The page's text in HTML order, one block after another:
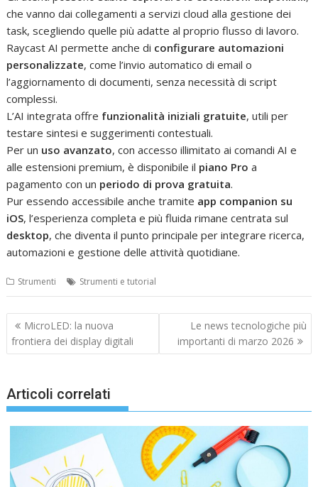
che vanno dai collegamenti a servizi cloud alla gestione dei
task, scegliendo quelle più adatte al proprio flusso di lavoro.
Raycast AI permette anche di configurare automazioni
personalizzate, come l’invio automatico di email o
l’aggiornamento di documenti, senza necessità di script
complessi.
L’AI integrata offre funzionalità iniziali gratuite, utili per
testare sintesi e suggerimenti contestuali.
Per un uso avanzato, con accesso illimitato ai comandi AI e
alle estensioni premium, è disponibile il piano Pro a
pagamento con un periodo di prova gratuita.
Pur essendo accessibile anche tramite app companion su
iOS, l’esperienza completa e più fluida rimane centrata sul
desktop, che diventa il punto principale per integrare ricerca,
automazioni e gestione delle attività quotidiane.
Strumenti Strumenti e tutorial
Navigazione
articoli
MicroLED: la nuova
frontiera dei display digitali
Le news tecnologiche più
importanti di marzo 2026
Articoli correlati